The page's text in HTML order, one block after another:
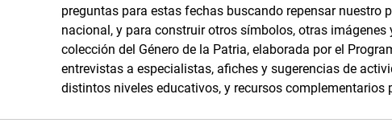
preguntas para estas fechas buscando repensar nuestro
nacional, y para construir otros símbolos, otras imágenes
colección del Género de la Patria, elaborada por el
entrevistas a especialistas, afiches y sugerencias de
distintos niveles educativos, y recursos complementarios